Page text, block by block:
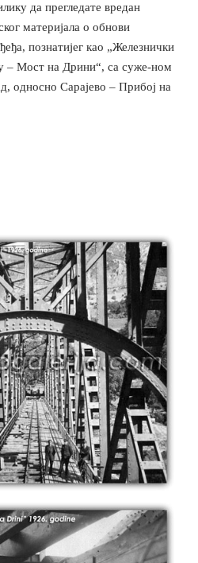
да прегледате вредан
материјала о обнови
познатијег као „Железнички
Мост на Дрини“, са суже-ном
односно Сарајево – Прибој на